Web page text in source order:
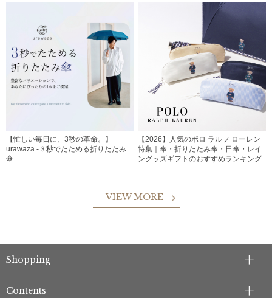
【忙しい毎日に、3秒の革命。】
urawaza -３秒でたためる折りたたみ
傘-
【2026】人気のポロ ラルフ ローレン
特集｜傘・折りたたみ傘・日傘・レイ
ングッズギフトのおすすめランキング
VIEW MORE
Shopping
Contents